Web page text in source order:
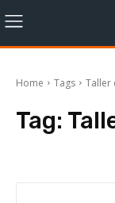
Home Tags Taller
Tag: